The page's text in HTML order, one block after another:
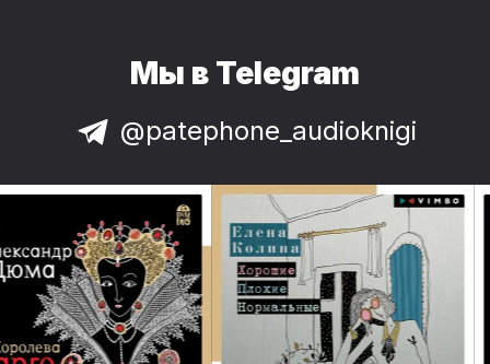
Мы в Telegram
@patephone_audioknigi